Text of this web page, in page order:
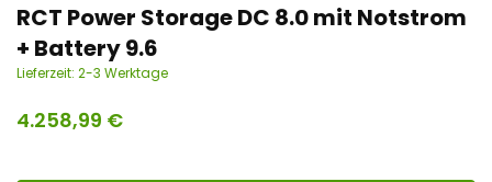
RCT Power Storage DC 8.0 mit Notstrom
+ Battery 9.6
Lieferzeit: 2-3 Werktage
4.258,99 €